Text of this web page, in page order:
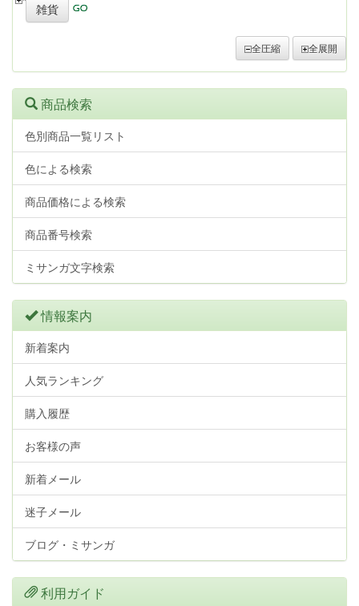
雑貨
全圧縮 全展開
商品検索
色別商品一覧リスト
色による検索
商品価格による検索
商品番号検索
ミサンガ文字検索
情報案内
新着案内
人気ランキング
購入履歴
お客様の声
新着メール
迷子メール
ブログ・ミサンガ
利用ガイド